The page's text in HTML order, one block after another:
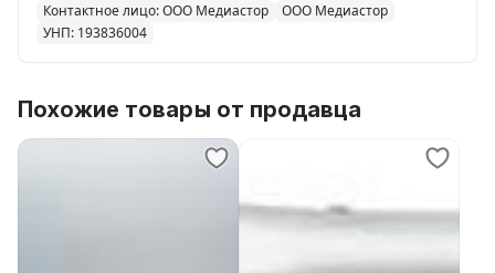
Контактное лицо: ООО Медиастор
ООО Медиастор
УНП: 193836004
Похожие товары от продавца